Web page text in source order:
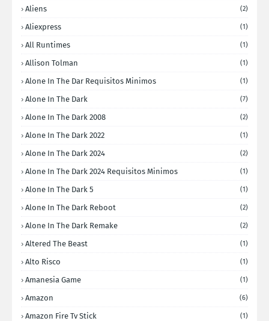
Aliens (2)
Aliexpress (1)
All Runtimes (1)
Allison Tolman (1)
Alone In The Dar Requisitos Minimos (1)
Alone In The Dark (7)
Alone In The Dark 2008 (2)
Alone In The Dark 2022 (1)
Alone In The Dark 2024 (2)
Alone In The Dark 2024 Requisitos Minimos (1)
Alone In The Dark 5 (1)
Alone In The Dark Reboot (2)
Alone In The Dark Remake (2)
Altered The Beast (1)
Alto Risco (1)
Amanesia Game (1)
Amazon (6)
Amazon Fire Tv Stick (1)